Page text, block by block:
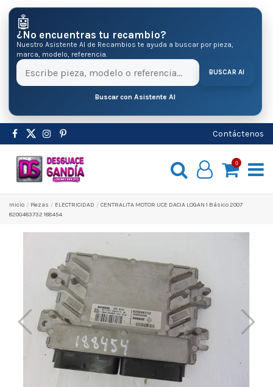
🤖
¿No encuentras tu recambio?
Nuestro Asistente AI de Recambios te ayuda a buscar por pieza,
marca, modelo, referencia.
BUSCAR AI
Buscar con Asistente AI
Contáctenos
0
Inicio Pіezas ELECTRICIDAD
CENTRALITA MOTOR UCE DACIA LOGAN 1 Básico 2007
8200483732 188454